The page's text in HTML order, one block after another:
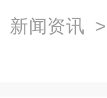
新闻资讯